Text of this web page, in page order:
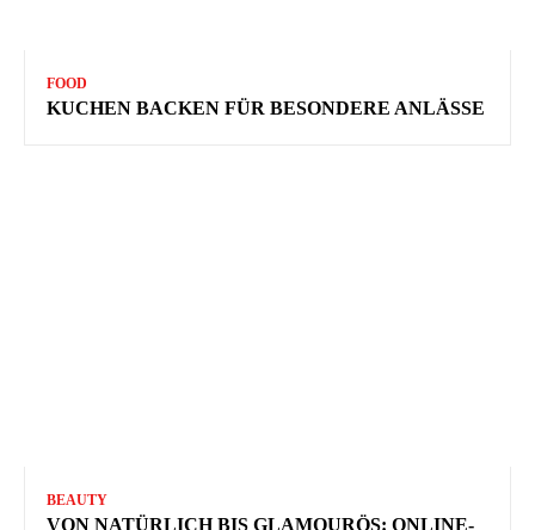
FOOD
KUCHEN BACKEN FÜR BESONDERE ANLÄSSE
BEAUTY
VON NATÜRLICH BIS GLAMOURÖS: ONLINE-